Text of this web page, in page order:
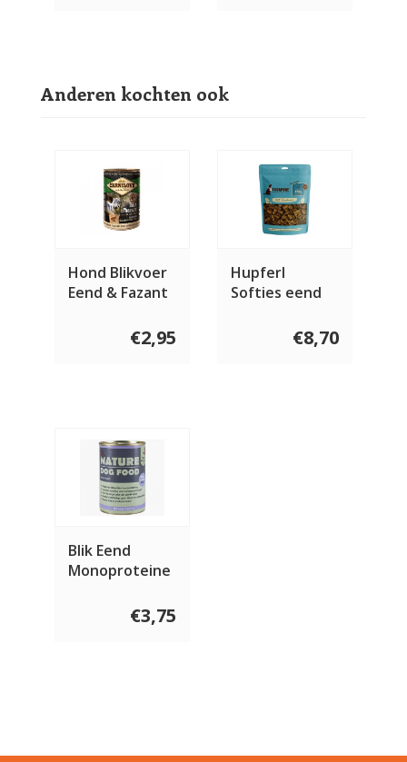
Anderen kochten ook
Hond Blikvoer
Eend & Fazant
€2,95
Hupferl
Softies eend
€8,70
Blik Eend
Monoproteine
€3,75